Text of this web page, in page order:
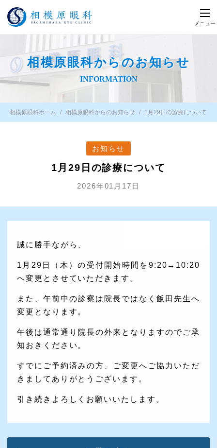
メニュー
相模原眼科からのお知らせ
INFORMATION
相模原眼科ホーム 相模原眼科からのお知らせ 1月29日の診療について
お知らせ
1月29日の診療について
2026年01月17日
誠に勝手ながら、
1月29日（木）の受付開始時間を9:20→10:20
へ変更とさせていただきます。
また、午前中の診察は院長ではなく飯田先生へ
変更となります。
午後は通常通り院長の外来となりますのでご承
知おきください。
すでにご予約済みの方、ご変更へご協力いただ
きましてありがとうございます。
引き続きよろしくお願いいたします。